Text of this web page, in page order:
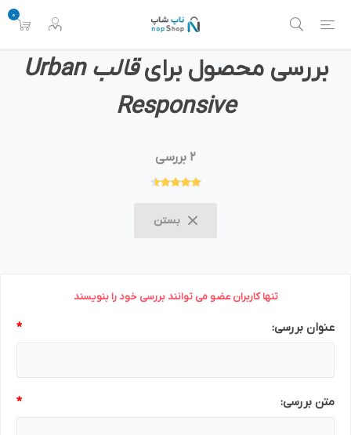
0
بررسی محصول برای
قالب Urban
Responsive
2 بررسی
بستن
تنها کاربران عضو می توانند بررسی خود را بنویسند
عنوان بررسی: *
متن بررسی: *